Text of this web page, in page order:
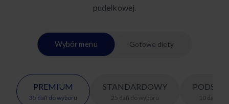
pudełkowej.
Wybór menu Gotowe diety
PREMIUM
35 dań do wyboru
STANDARDOWY
25 dań do wyboru 10 dań